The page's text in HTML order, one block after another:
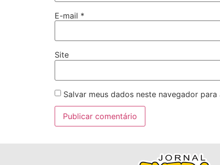
E-mail *
Site
Salvar meus dados neste navegador